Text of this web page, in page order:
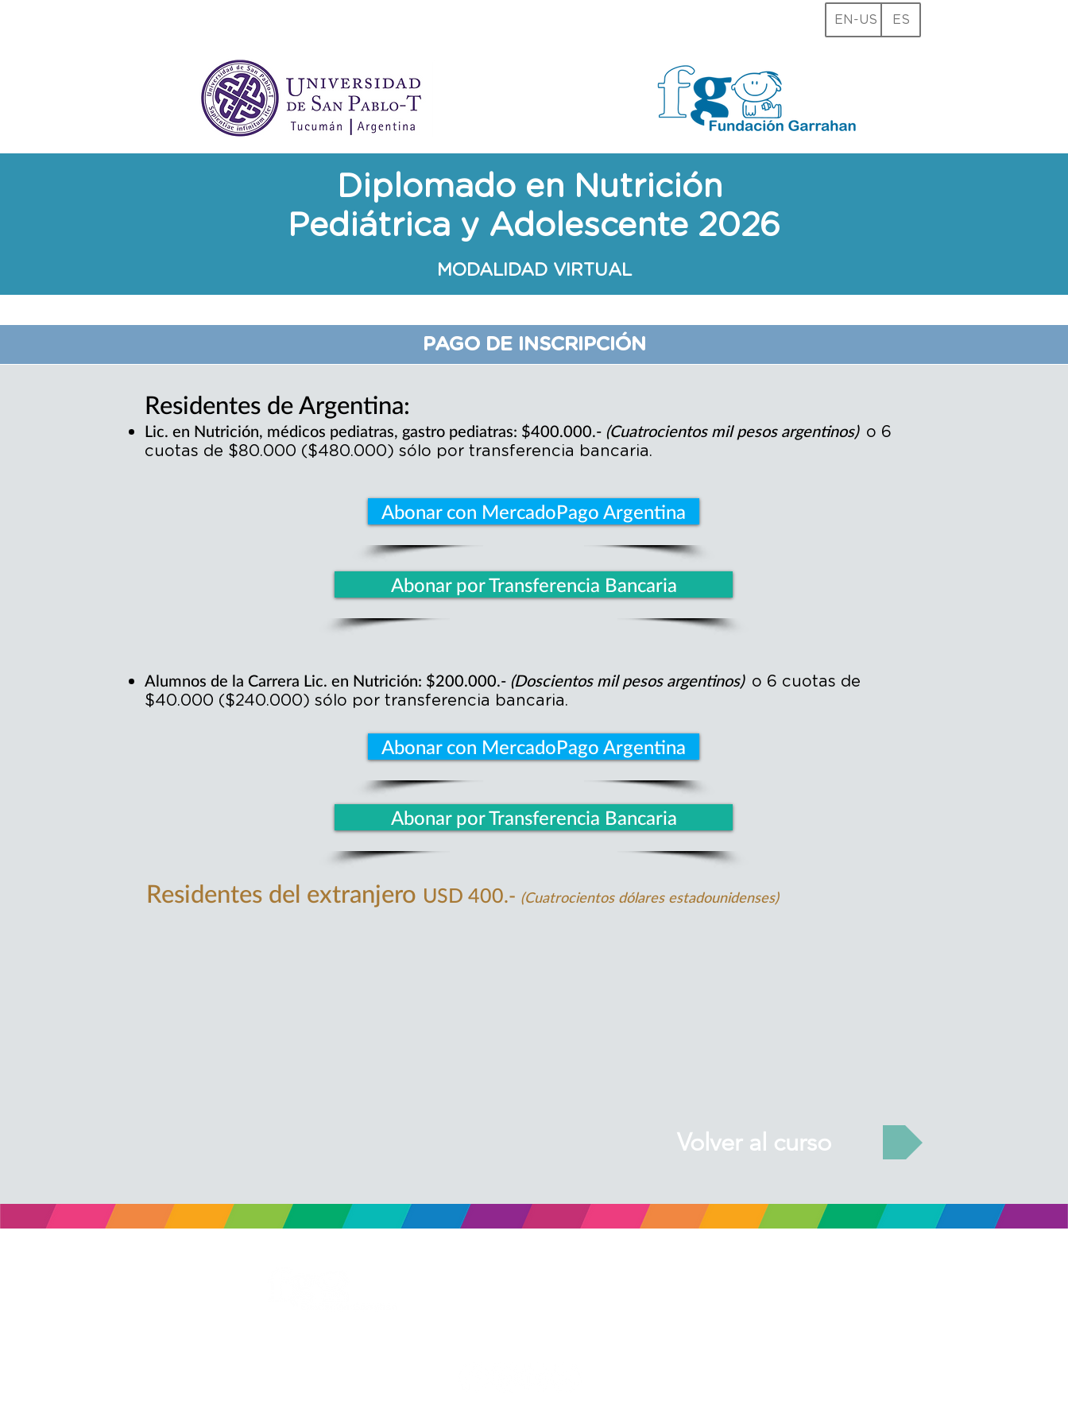
EN-US ES
Diplomado en Nutrición
Pediátrica y Adolescente 2026
MODALIDAD VIRTUAL
PAGO DE INSCRIPCIÓN
Residentes de Argentina:
Lic. en Nutrición, médicos pediatras, gastro pediatras: $400.000.- (Cuatrocientos mil pesos argentinos) o 6
cuotas de $80.000 ($480.000) sólo por transferencia bancaria.
Abonar con MercadoPago Argentina
Abonar por Transferencia Bancaria
Alumnos de la Carrera Lic. en Nutrición: $200.000.- (Doscientos mil pesos argentinos) o 6 cuotas de
$40.000 ($240.000) sólo por transferencia bancaria.
Abonar con MercadoPago Argentina
Abonar por Transferencia Bancaria
Residentes del extranjero USD 400.- (Cuatrocientos dólares estadounidenses)
Volver al curso